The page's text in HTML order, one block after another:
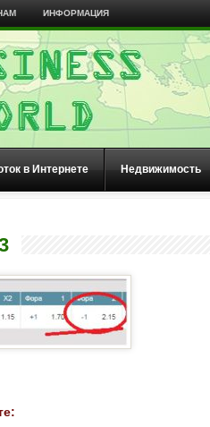
ИНФОРМАЦИЯ
в Интернете Недвижимость